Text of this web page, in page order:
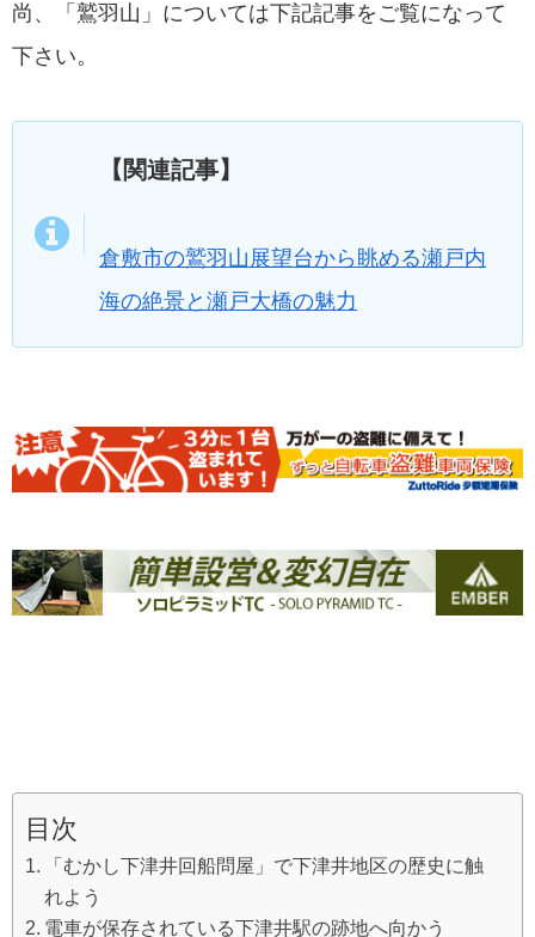
尚、「鷲羽山」については下記記事をご覧になって
下さい。
【関連記事】
倉敷市の鷲羽山展望台から眺める瀬戸内
海の絶景と瀬戸大橋の魅力
目次
「むかし下津井回船問屋」で下津井地区の歴史に触
れよう
電車が保存されている下津井駅の跡地へ向かう